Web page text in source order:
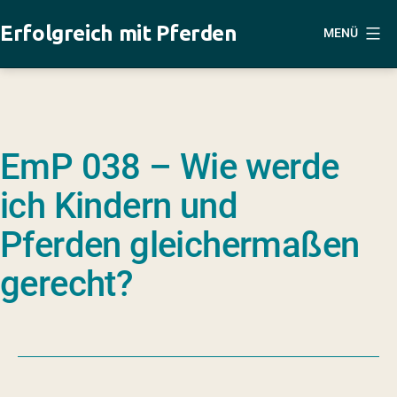
Inhalt
Erfolgreich mit Pferden MENÜ
EmP 038 – Wie werde
ich Kindern und
Pferden gleichermaßen
gerecht?